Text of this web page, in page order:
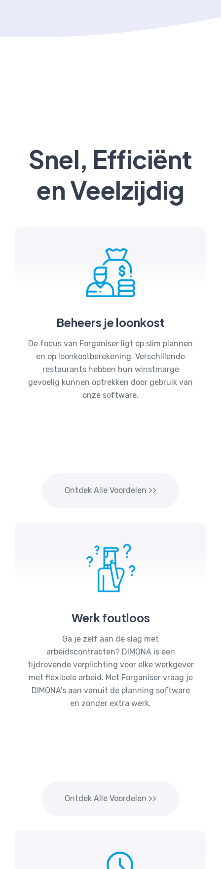
Snel, Efficiënt
en Veelzijdig
Beheers je loonkost
De focus van Forganiser ligt op slim plannen
en op loonkostberekening. Verschillende
restaurants hebben hun winstmarge
gevoelig kunnen optrekken door gebruik van
onze software.
Ontdek Alle Voordelen >>
Werk foutloos
Ga je zelf aan de slag met
arbeidscontracten? DIMONA is een
tijdrovende verplichting voor elke werkgever
met flexibele arbeid. Met Forganiser vraag je
DIMONA’s aan vanuit de planning software
en zonder extra werk.
Ontdek Alle Voordelen >>